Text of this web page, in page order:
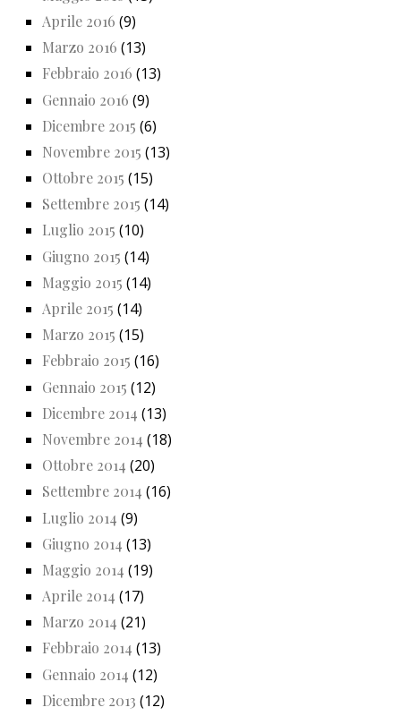
Aprile 2016 (9)
Marzo 2016 (13)
Febbraio 2016 (13)
Gennaio 2016 (9)
Dicembre 2015 (6)
Novembre 2015 (13)
Ottobre 2015 (15)
Settembre 2015 (14)
Luglio 2015 (10)
Giugno 2015 (14)
Maggio 2015 (14)
Aprile 2015 (14)
Marzo 2015 (15)
Febbraio 2015 (16)
Gennaio 2015 (12)
Dicembre 2014 (13)
Novembre 2014 (18)
Ottobre 2014 (20)
Settembre 2014 (16)
Luglio 2014 (9)
Giugno 2014 (13)
Maggio 2014 (19)
Aprile 2014 (17)
Marzo 2014 (21)
Febbraio 2014 (13)
Gennaio 2014 (12)
Dicembre 2013 (12)